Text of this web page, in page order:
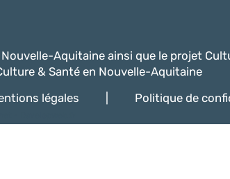
Aquitaine ainsi que le projet
& Santé en Nouvelle-Aquitaine
légales Politique de